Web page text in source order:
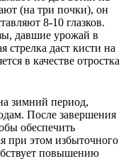
(на три почки), он
8-10 глазков.
давшие урожай в
стрелка даст кисти на
в качестве отростка
зимний период,
После завершения
обеспечить
при этом избыточного
повышению